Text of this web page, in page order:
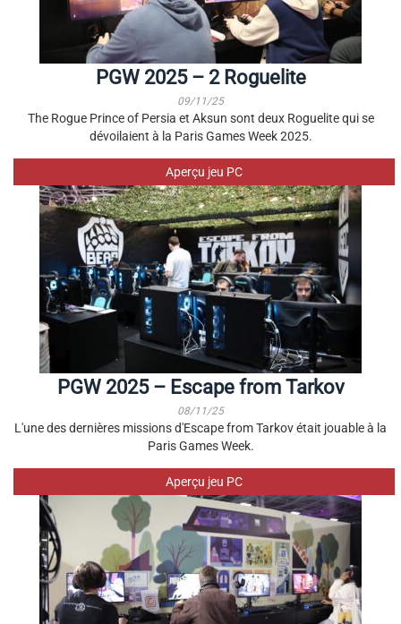
PGW 2025 – 2 Roguelite
09/11/25
The Rogue Prince of Persia et Aksun sont deux Roguelite qui se
dévoilaient à la Paris Games Week 2025.
Aperçu jeu PC
PGW 2025 – Escape from Tarkov
08/11/25
L'une des dernières missions d'Escape from Tarkov était jouable à la
Paris Games Week.
Aperçu jeu PC